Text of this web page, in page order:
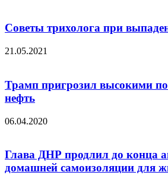
Советы трихолога при
21.05.2021
Трамп пригрозил высокими
нефть
06.04.2020
Глава ДНР продлил до конца
домашней самоизоляции для